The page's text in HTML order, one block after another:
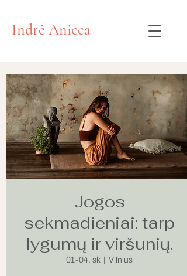
Indrė Anicca
Jogos
sekmadieniai: tarp
lygumų ir viršunių.
01-04, sk
  |
Vilnius